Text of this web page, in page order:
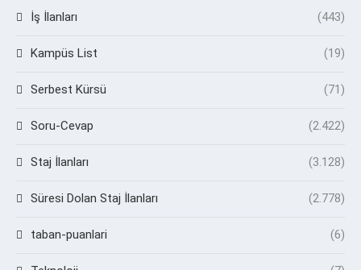
İş İlanları (443)
Kampüs List (19)
Serbest Kürsü (71)
Soru-Cevap (2.422)
Staj İlanları (3.128)
Süresi Dolan Staj İlanları (2.778)
taban-puanlari (6)